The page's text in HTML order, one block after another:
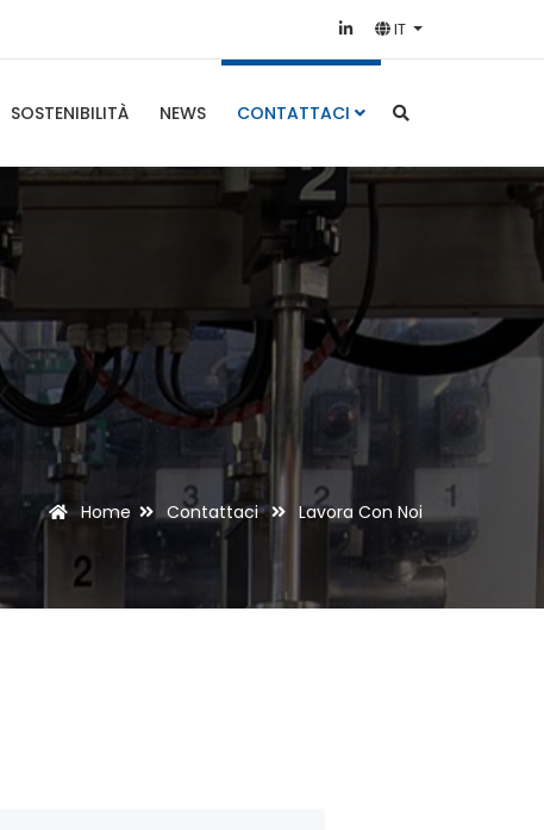
IT
SOSTENIBILITÀ NEWS CONTATTACI
Home Contattaci Lavora Con Noi